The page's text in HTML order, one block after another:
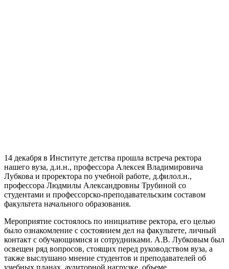
14 декабря в Институте детства прошла встреча ректора
нашего вуза, д.и.н., профессора Алексея Владимировича
Лубкова и проректора по учебной работе, д.филол.н.,
профессора Людмилы Александровны Трубиной со
студентами и профессорско-преподавательским составом
факультета начального образования.
Мероприятие состоялось по инициативе ректора, его целью
было ознакомление с состоянием дел на факультете, личный
контакт с обучающимися и сотрудниками. А.В. Лубковым был
освещен ряд вопросов, стоящих перед руководством вуза, а
также выслушано мнение студентов и преподавателей об
учебных планах, аудиторной нагрузке, объеме